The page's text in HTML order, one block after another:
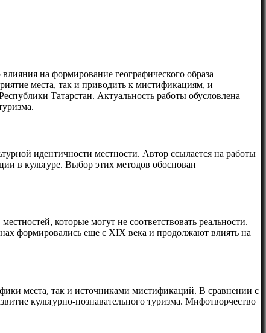
на формирование географического образа
места, так и приводить к мистификациям, и
Татарстан. Актуальность работы обусловлена
идентичности местности. Автор ссылается на работы
в культуре. Выбор этих методов обоснован
которые могут не соответствовать реальности.
формировались еще с XIX века и продолжают влиять на
места, так и источниками мистификаций. В сравнении с
культурно-познавательного туризма. Мифотворчество